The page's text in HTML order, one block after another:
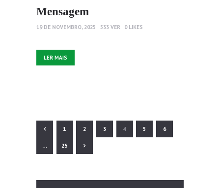
Mensagem
19 DE NOVEMBRO, 2025 533 VER 0 LIKES
LER MAIS
PAGE
1 PAGE
2 PAGE
3 PAGE
4 PAGE
5 PAGE
6
… PAGE
25